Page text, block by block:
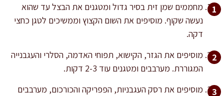
מחממים שמן זית בסיר גדול ומטגנים את הבצל עד שהוא
נעשה שקוף. מוסיפים את השום הקצוץ וממשיכים לטגן כחצי
דקה.
מוסיפים את הגזר, הקישוא, תפוחי האדמה, הסלרי והעגבנייה
המגוררת. מערבבים ומטגנים עוד 2-3 דקות.
מוסיפים את רסק העגבניות, הפפריקה והכורכום, מערבבים